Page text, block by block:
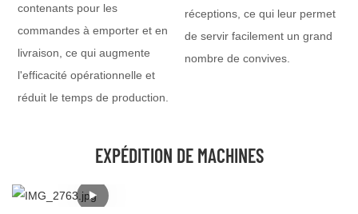
contenants pour les
commandes à emporter et en
livraison, ce qui augmente
l'efficacité opérationnelle et
réduit le temps de production.
réceptions, ce qui leur permet
de servir facilement un grand
nombre de convives.
EXPÉDITION DE MACHINES